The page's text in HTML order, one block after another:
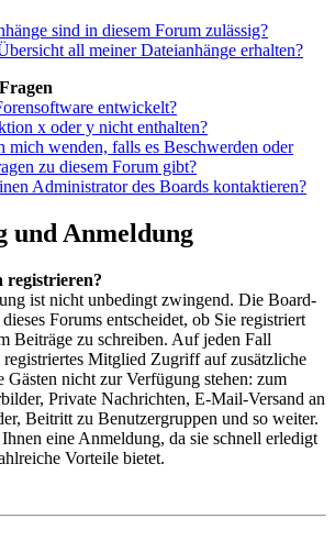
sind in diesem Forum zulässig?
all meiner Dateianhänge erhalten?
entwickelt?
x oder y nicht enthalten?
mich wenden, falls es Beschwerden oder
zu diesem Forum gibt?
Administrator des Boards kontaktieren?
und Anmeldung
registrieren?
ist nicht unbedingt zwingend. Die Board-
Forums entscheidet, ob Sie registriert
Beiträge zu schreiben. Auf jeden Fall
registriertes Mitglied Zugriff auf zusätzliche
Gästen nicht zur Verfügung stehen: zum
Private Nachrichten, E-Mail-Versand an
Beitritt zu Benutzergruppen und so weiter.
eine Anmeldung, da sie schnell erledigt
Vorteile bietet.